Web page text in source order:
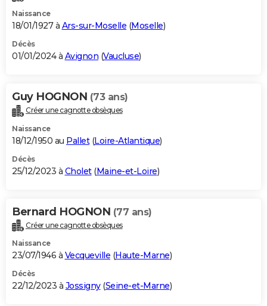
Naissance
18/01/1927 à Ars-sur-Moselle (Moselle)
Décès
01/01/2024 à Avignon (Vaucluse)
Guy HOGNON (73 ans)
Créer une cagnotte obsèques
Naissance
18/12/1950 au Pallet(Loire-Atlantique)
Décès
25/12/2023 à Cholet(Maine-et-Loire)
Bernard HOGNON (77 ans)
Créer une cagnotte obsèques
Naissance
23/07/1946 à Vecqueville (Haute-Marne)
Décès
22/12/2023 à Jossigny(Seine-et-Marne)